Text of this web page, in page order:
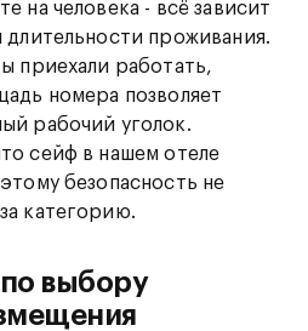
на человека - всё зависит
длительности проживания.
приехали работать,
номера позволяет
рабочий уголок.
сейф в нашем отеле
безопасность не
категорию.
выбору